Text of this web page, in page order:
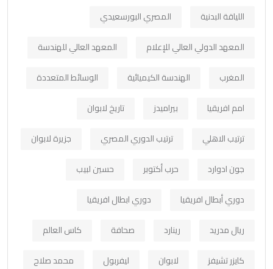
اللياقة البدنية
المصري البورسعيدي
المعهد الدولي العالي للإعلام
المعهد العالي للهندسة
المغرب
الهندسة الكيميائية
الوسائط المتعددة
امم افريقيا
بيراميدز
تاريخ لابوان
ترتيب الاهلي
ترتيب الدوري المصري
جزيرة لابوان
جون ادوارد
حرب أكتوبر
حسين لبيب
دوري أبطال افريقيا
دوري ابطال افريقيا
ريال مدريد
رينارد صحافة
كاس العالم
كايزر تشيفز
لابوان ليفربول
محمد صلاح